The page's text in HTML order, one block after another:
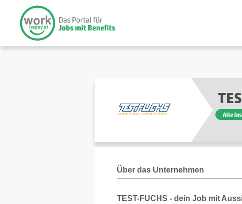
Alle
Über das Unternehmen
TEST-FUCHS - dein Job mit